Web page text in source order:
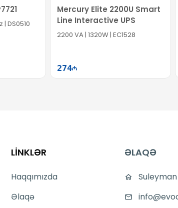
| DS0510
Mercury Elite 2200U Smart
Line Interactive UPS
2200 VA | 1320W | EC1528
274
LİNKLƏR
Haqqımızda
Əlaqə
ƏLAQƏ
Suleyman